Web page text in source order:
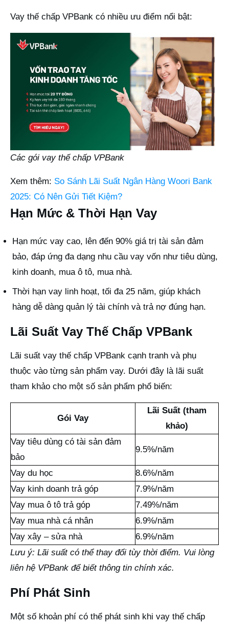
Vay thế chấp VPBank có nhiều ưu điểm nổi bật:
Các gói vay thế chấp VPBank
Xem thêm: So Sánh Lãi Suất Ngân Hàng Woori Bank
2025: Có Nên Gửi Tiết Kiệm?
Hạn Mức & Thời Hạn Vay
Hạn mức vay cao, lên đến 90% giá trị tài sản đảm
bảo, đáp ứng đa dạng nhu cầu vay vốn như tiêu dùng,
kinh doanh, mua ô tô, mua nhà.
Thời hạn vay linh hoạt, tối đa 25 năm, giúp khách
hàng dễ dàng quản lý tài chính và trả nợ đúng hạn.
Lãi Suất Vay Thế Chấp VPBank
Lãi suất vay thế chấp VPBank cạnh tranh và phụ
thuộc vào từng sản phẩm vay. Dưới đây là lãi suất
tham khảo cho một số sản phẩm phổ biến:
Gói Vay
Lãi Suất (tham
khảo)
Vay tiêu dùng có tài sản đảm
bảo
9.5%/năm
Vay du học
8.6%/năm
Vay kinh doanh trả góp
7.9%/năm
Vay mua ô tô trả góp
7.49%/năm
Vay mua nhà cá nhân
6.9%/năm
Vay xây – sửa nhà
6.9%/năm
Lưu ý: Lãi suất có thể thay đổi tùy thời điểm. Vui lòng
liên hệ VPBank để biết thông tin chính xác.
Phí Phát Sinh
Một số khoản phí có thể phát sinh khi vay thế chấp